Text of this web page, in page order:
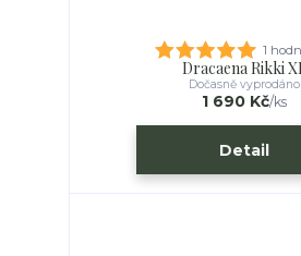
1
Dracaena Rikki
1 690 Kč/ks
Dočasně vyprodáno
Detail